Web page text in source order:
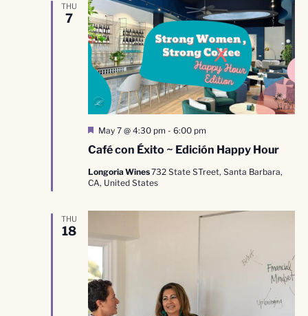
THU
7
Café con Éxito ~ Edición Happy Hour
Destacado
May 7 @ 4:30 pm - 6:00 pm
Longoria Wines732 State STreet, Santa Barbara,
CA, United States
THU
18